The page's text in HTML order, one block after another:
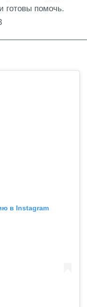
готовы помочь.
в Instagram